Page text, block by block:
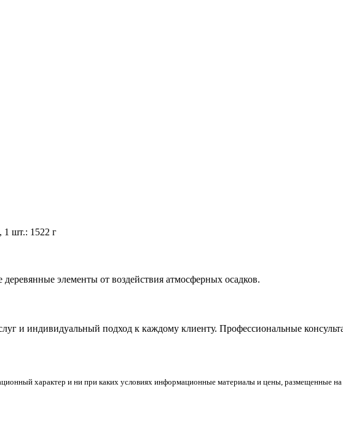
шт.: 1522 г
элементы от воздействия атмосферных осадков.
и индивидуальный подход к каждому клиенту. Профессиональные
характер и ни при каких условиях информационные материалы и цены, размещенные на